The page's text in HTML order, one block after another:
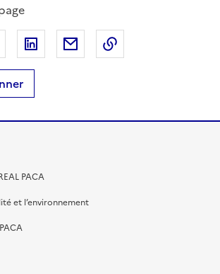
sur Facebook
Partager sur XPartager sur LinkedIn
Partager par email
PACA
et l’environnement